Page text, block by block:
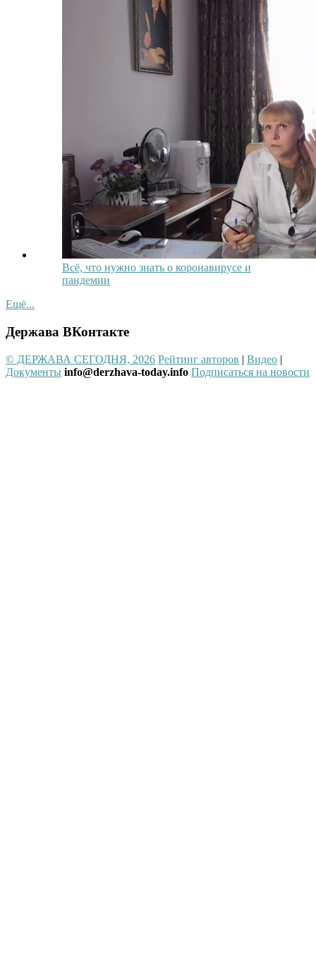
Всё, что нужно знать о коронавирусе и
пандемии
Ещё...
Держава ВКонтакте
© ДЕРЖАВА СЕГОДНЯ, 2026 Рейтинг авторов | Видео |
Документы info@derzhava-today.info Подписаться на новости